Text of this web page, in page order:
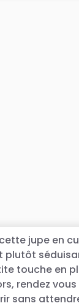
jupe en
plutôt
touche en
rendez
sans